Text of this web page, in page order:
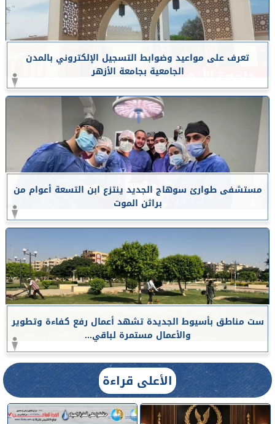
تعرف على مواعيد وضوابط التسجيل الإلكتروني بالمدن
الجامعية بجامعة الأزهر
مستشفى طوارئ سوهاج الجديد ينتزع ابن التسعة أعوام من
براثن الموت
ست مناطق بأسيوط الجديدة تشهد أعمال رفع كفاءة وتطوير
والأعمال مستمرة لباقي...
الأعلى قراءة